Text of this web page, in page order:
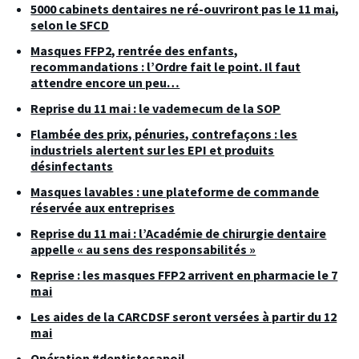
5000 cabinets dentaires ne ré-ouvriront pas le 11 mai,
selon le SFCD
Masques FFP2, rentrée des enfants,
recommandations : l’Ordre fait le point. Il faut
attendre encore un peu…
Reprise du 11 mai : le vademecum de la SOP
Flambée des prix, pénuries, contrefaçons : les
industriels alertent sur les EPI et produits
désinfectants
Masques lavables : une plateforme de commande
réservée aux entreprises
Reprise du 11 mai : l’Académie de chirurgie dentaire
appelle « au sens des responsabilités »
Reprise : les masques FFP2 arrivent en pharmacie le 7
mai
Les aides de la CARCDSF seront versées à partir du 12
mai